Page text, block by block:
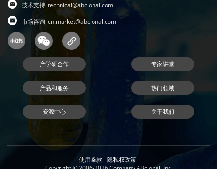
技术支持:technical@abclonal.com
市场咨询:cn.market@abclonal.com
产学研合作 专家讲堂
产品和服务 热门领域
资源中心 关于我们
使用条款
隐私权政策